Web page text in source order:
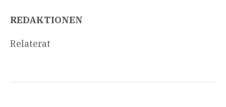
REDAKTIONEN
Relaterat